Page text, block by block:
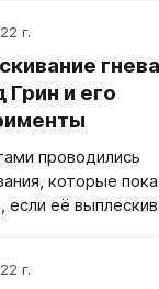
г.
Грин и его
проводились
которые
если её
г.